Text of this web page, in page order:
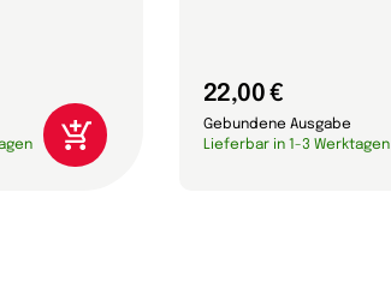
22,00 €
Gebundene Ausgabe
Lieferbar in 1-3 Werktagen